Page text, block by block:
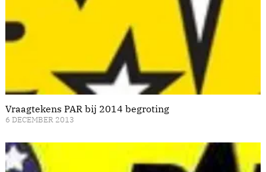
Vraagtekens PAR bij 2014 begroting
6 DECEMBER 2013